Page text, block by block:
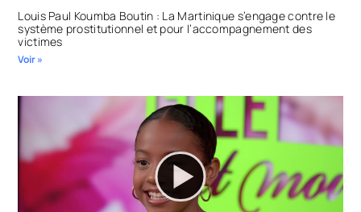
Louis Paul Koumba Boutin : La Martinique s’engage contre le
système prostitutionnel et pour l’accompagnement des
victimes
Voir »